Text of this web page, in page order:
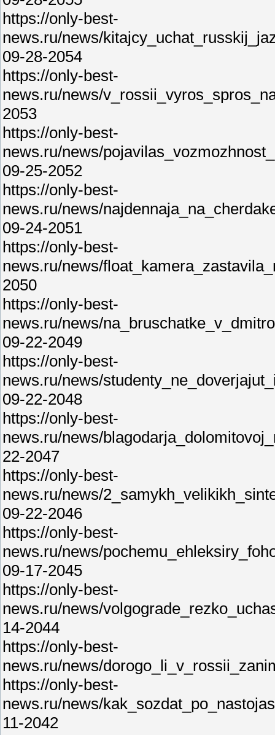
https://only-best-
news.ru/news/
09-28-2054
https://only-best-
news.ru/news/
2053
https://only-best-
news.ru/news/
09-25-2052
https://only-best-
news.ru/news/
09-24-2051
https://only-best-
news.ru/news/
2050
https://only-best-
news.ru/news/
09-22-2049
https://only-best-
news.ru/news/
09-22-2048
https://only-best-
news.ru/news/
22-2047
https://only-best-
news.ru/news/
09-22-2046
https://only-best-
news.ru/news/
09-17-2045
https://only-best-
news.ru/news/
14-2044
https://only-best-
news.ru/news/
https://only-best-
news.ru/news/
11-2042